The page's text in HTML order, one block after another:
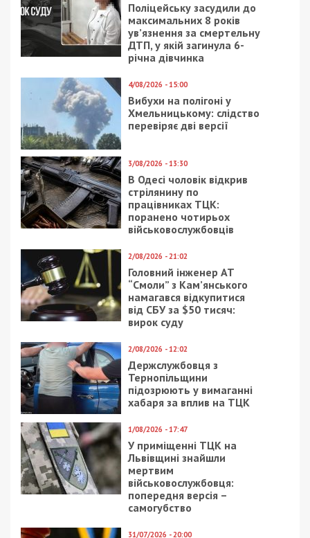
Поліцейську засудили до
максимальних 8 років
ув’язнення за смертельну
ДТП, у якій загинула 6-
річна дівчинка
4/08/2026 - 15:00
Вибухи на полігоні у
Хмельницькому: слідство
перевіряє дві версії
3/08/2026 - 13:30
В Одесі чоловік відкрив
стрілянину по
працівниках ТЦК:
поранено чотирьох
військовослужбовців
2/08/2026 - 21:02
Головний інженер АТ
“Смоли” з Кам’янського
намагався відкупитися
від СБУ за $50 тисяч:
вирок суду
2/08/2026 - 12:02
Держслужбовця з
Тернопільщини
підозрюють у вимаганні
хабаря за вплив на ТЦК
1/08/2026 - 17:47
У приміщенні ТЦК на
Львівщині знайшли
мертвим
військовослужбовця:
попередня версія –
самогубство
31/07/2026 - 20:00